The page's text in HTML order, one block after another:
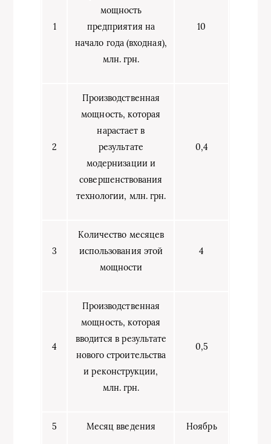
1
мощность
предприятия на
начало года (входная),
млн. грн.
10
2
Производственная
мощность, которая
нарастает в
результате
модернизации и
совершенствования
технологии, млн. грн.
0,4
3
Количество месяцев
использования этой
мощности
4
4
Производственная
мощность, которая
вводится в результате
нового строительства
и реконструкции,
млн. грн.
0,5
5 Месяц введения Ноябрь